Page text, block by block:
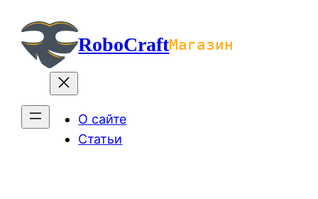
содержимомуRoboCraftМагазин
О сайте
Статьи